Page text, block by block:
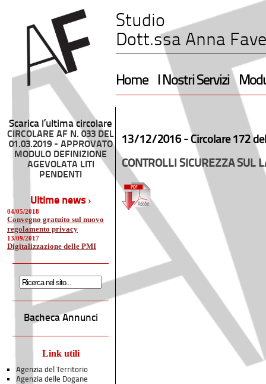
Studio
Dott.ssa Anna
Home I Nostri Servizi
Scarica l’ultima circolare
CIRCOLARE AF N. 033 DEL
01.03.2019 - APPROVATO
MODULO DEFINIZIONE
AGEVOLATA LITI
PENDENTI
Ultime news ›
04/05/2018
Convegno gratuito sul nuovo
regolamento privacy
13/09/2017
Digitalizzazione delle PMI
Bacheca Annunci
Link utili
Agenzia del Territorio
Agenzia delle Dogane
13/12/2016 - Circolare 172
CONTROLLI SICUREZZA SUL